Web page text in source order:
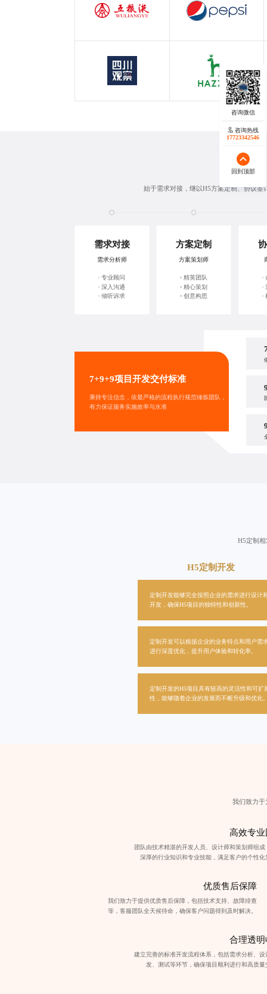
四川观察
四川观察
哈吉斯
服装行业
始于需求对接，继以H5方案定制、协议签
需求对接
需求分析师
专业顾问
深入沟通
倾听诉求
方案定制
方案策划师
精英团队
精心策划
创意构思
7+9+9项目开发交付标准
秉持专注信念，依最严格的流程执行规范锤炼团队，
有力保证服务实施效率与水准
H5定制
H5定制开发
定制开发能够完全按照企业的需求进行设计
开发，确保H5项目的独特性和创新性。
定制开发可以根据企业的业务特点和用户需
进行深度优化，提升用户体验和转化率。
定制开发的H5项目具有较高的灵活性和可扩
性，能够随着企业的发展而不断升级和优化
我们致力于
高效专业
团队由技术精湛的开发人员、设计师和策划师组成
深厚的行业知识和专业技能，满足客户的个性化
优质售后保障
我们致力于提供优质售后保障，包括技术支持、故障排查
等，客服团队全天候待命，确保客户问题得到及时解决。
合理透明
建立完善的标准开发流程体系，包括需求分析、设
发、测试等环节，确保项目顺利进行和高质量
咨询热线
18140119082
回到顶部
咨询热线
17723342546
回到顶部